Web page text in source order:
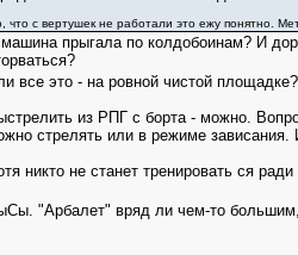
что с вертушек не работали это ежу понятно.
прыгала по колдобоинам? И
все это - на ровной чистой
из РПГ с борта - можно.
стрелять или в режиме зависания.
никто не станет тренировать ся
"Арбалет" вряд ли чем-то